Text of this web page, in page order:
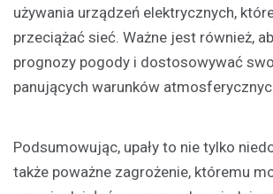
używania urządzeń elektrycznych,
przeciążać sieć. Ważne jest również,
prognozy pogody i dostosowywać
panujących warunków
Podsumowując, upały to nie tylko
także poważne zagrożenie, któremu